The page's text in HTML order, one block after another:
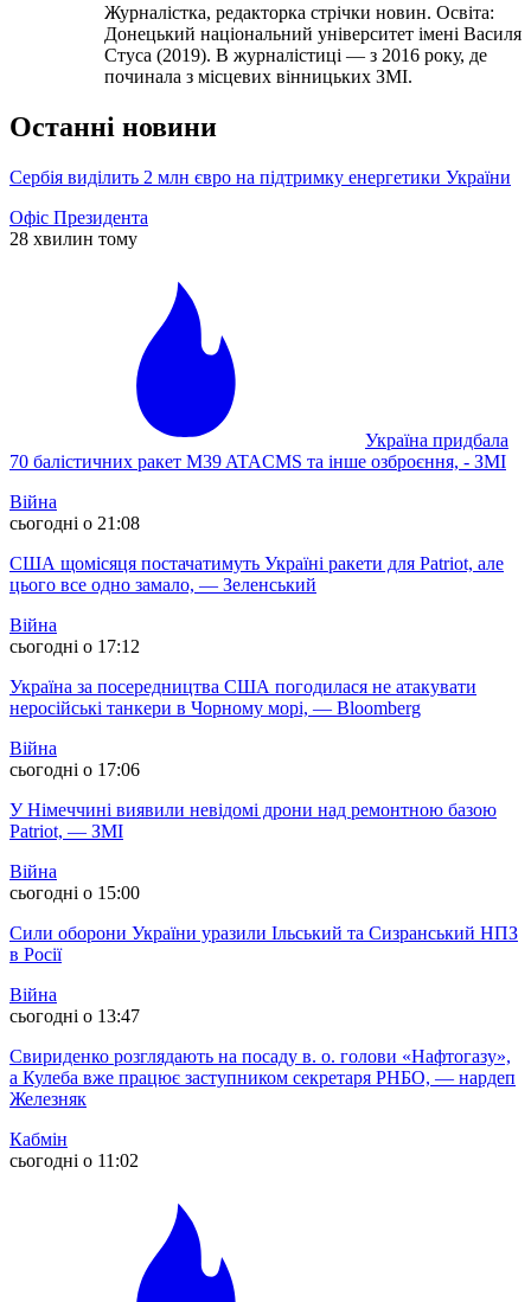
Журналістка, редакторка стрічки новин. Освіта:
Донецький національний університет імені Василя
Стуса (2019). В журналістиці — з 2016 року, де
починала з місцевих вінницьких ЗМІ.
Останні новини
Сербія виділить 2 млн євро на підтримку енергетики України
Офіс Президента
28 хвилин тому
Україна придбала
70 балістичних ракет M39 ATACMS та інше озброєння, - ЗМІ
Війна
сьогодні о 21:08
США щомісяця постачатимуть Україні ракети для Patriot, але
цього все одно замало, — Зеленський
Війна
сьогодні о 17:12
Україна за посередництва США погодилася не атакувати
неросійські танкери в Чорному морі, — Bloomberg
Війна
сьогодні о 17:06
У Німеччині виявили невідомі дрони над ремонтною базою
Patriot, — ЗМІ
Війна
сьогодні о 15:00
Сили оборони України уразили Ільський та Сизранський НПЗ
в Росії
Війна
сьогодні о 13:47
Свириденко розглядають на посаду в. о. голови «Нафтогазу»,
а Кулеба вже працює заступником секретаря РНБО, — нардеп
Железняк
Кабмін
сьогодні о 11:02